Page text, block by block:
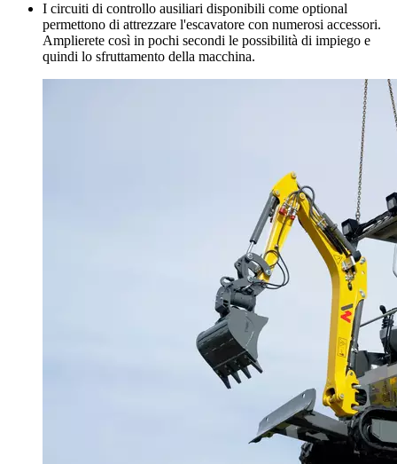
I circuiti di controllo ausiliari disponibili come optional
permettono di attrezzare l'escavatore con numerosi accessori.
Amplierete così in pochi secondi le possibilità di impiego e
quindi lo sfruttamento della macchina.